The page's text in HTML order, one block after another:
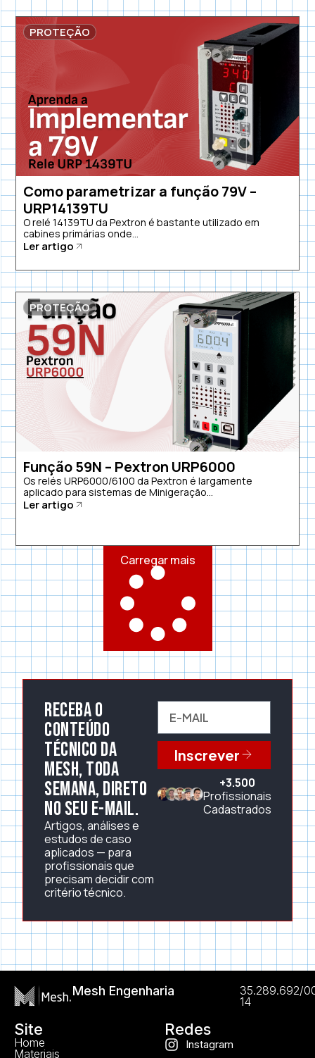
PROTEÇÃO
Como parametrizar a função 79V –
URP14139TU
O relé 14139TU da Pextron é bastante utilizado em
cabines primárias onde...
Ler artigo
PROTEÇÃO
Função 59N – Pextron URP6000
Os relés URP6000/6100 da Pextron é largamente
aplicado para sistemas de Minigeração...
Ler artigo
Carregar mais
Receba o
conteúdo
técnico da
Mesh, toda
semana, direto
no seu e-mail.
Artigos, análises e
estudos de caso
aplicados — para
profissionais que
precisam decidir com
critério técnico.
Inscrever
+3.500
Profissionais
Cadastrados
Mesh Engenharia
35.289.692/
14
Site
Home
Materiais
Redes
Instagram